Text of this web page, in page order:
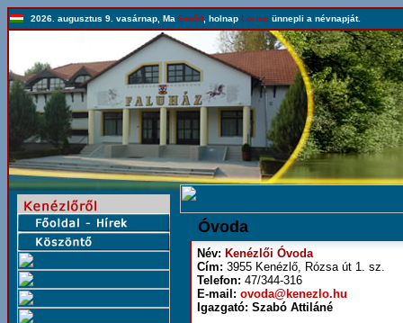
2026. augusztus 9. vasárnap, Ma Emőd , holnap Lörinc ünnepli a névnapját.
Óvoda
Név: Kenézlői Óvoda
Cím: 3955 Kenézlő, Rózsa út 1. sz.
Telefon: 47/344-316
E-mail: ovoda@kenezlo.hu
Igazgató: Szabó Attiláné